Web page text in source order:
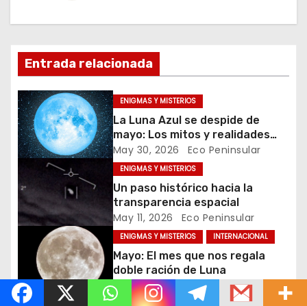
c
i
ó
n
d
e
e
t
Entrada relacionada
ENIGMAS Y MISTERIOS
La Luna Azul se despide de
mayo: Los mitos y realidades
detrás de este raro fenómeno
May 30, 2026 Eco Peninsular
ENIGMAS Y MISTERIOS
Un paso histórico hacia la
transparencia espacial
May 11, 2026 Eco Peninsular
ENIGMAS Y MISTERIOS INTERNACIONAL
Mayo: El mes que nos regala
doble ración de Luna
May 1, 2026 Eco Peninsular